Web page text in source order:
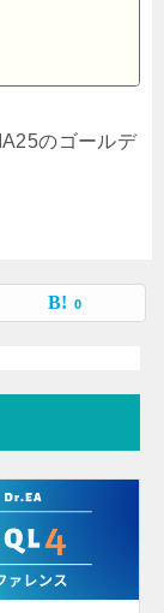
のゴールデ
0